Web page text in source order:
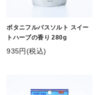
ボタニフルバスソルト スイー
トハーブの香り 280g
935円(税込)